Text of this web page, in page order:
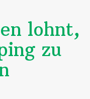
lohnt,
zu